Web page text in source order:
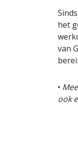
het
van
•
ook